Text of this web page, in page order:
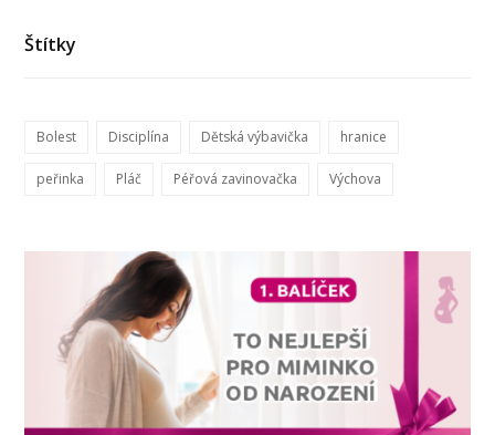
Štítky
Bolest Disciplína Dětská výbavička hranice
peřinka Pláč Péřová zavinovačka Výchova